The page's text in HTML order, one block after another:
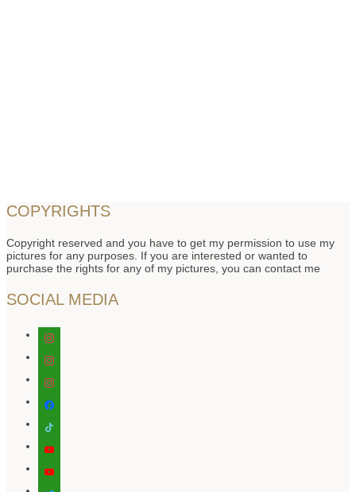
COPYRIGHTS
Copyright reserved and you have to get my permission to use my
pictures for any purposes. If you are interested or wanted to
purchase the rights for any of my pictures, you can contact me
SOCIAL MEDIA
instagram
facebook